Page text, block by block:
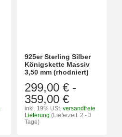
925er Sterling Silber
Königskette Massiv
3,50 mm (rhodniert)
299,00 € -
359,00 €
inkl. 19% USt. versandfreie
Lieferung (Lieferzeit: 2 - 3
Tage)